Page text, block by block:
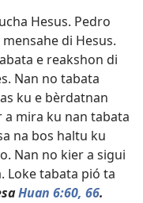
Hesus. Pedro
di Hesus.
e reakshon di
Nan no tabata
ku e bèrdatnan
a mira ku nan tabata
na bos haltu ku
Nan no kier a sigui
Loke tabata pió ta
Huan 6:60, 66.